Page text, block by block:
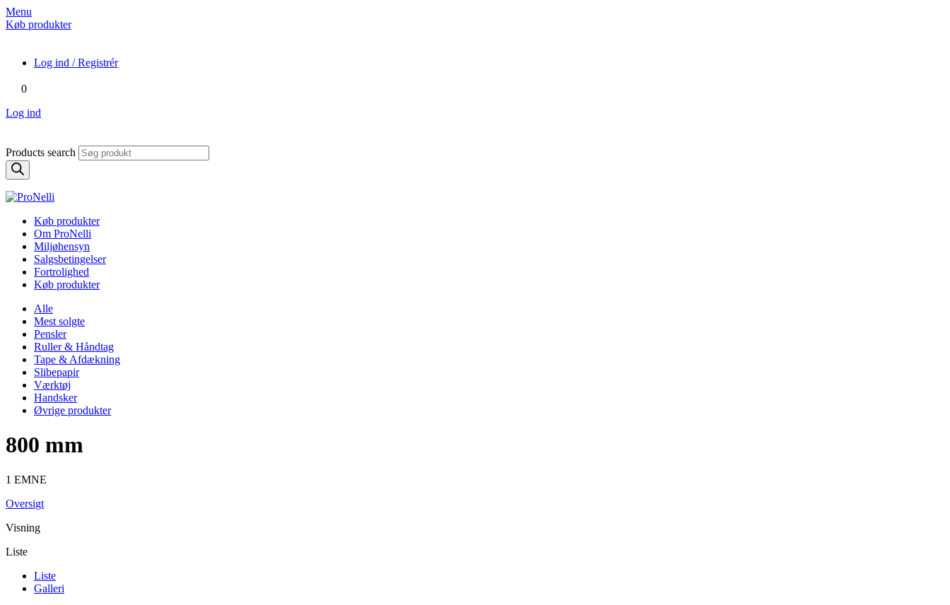
Menu
Køb produkter
Log ind / Registrér
0
Log ind
Products search
Køb produkter
Om ProNelli
Miljøhensyn
Salgsbetingelser
Fortrolighed
Køb produkter
Alle
Mest solgte
Pensler
Ruller & Håndtag
Tape & Afdækning
Slibepapir
Værktøj
Handsker
Øvrige produkter
800 mm
1 EMNE
Oversigt
Visning
Liste
Liste
Galleri